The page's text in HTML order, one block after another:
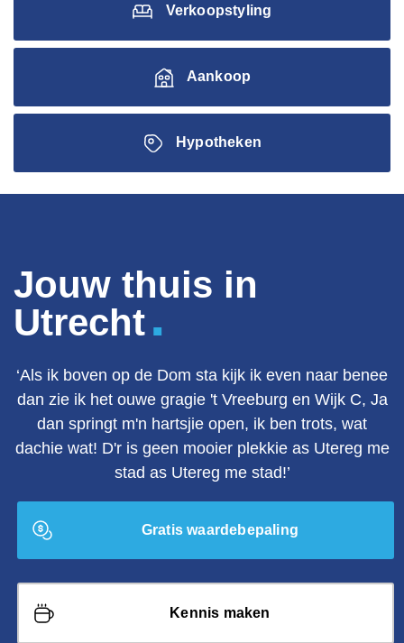
Verkoopstyling
Aankoop
Hypotheken
Jouw thuis in
Utrecht.
‘Als ik boven op de Dom sta kijk ik even naar benee
dan zie ik het ouwe gragie 't Vreeburg en Wijk C, Ja
dan springt m'n hartsjie open, ik ben trots, wat
dachie wat! D'r is geen mooier plekkie as Utereg me
stad as Utereg me stad!’
Gratis waardebepaling
Kennis maken